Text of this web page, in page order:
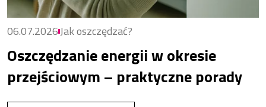
06.07.2026Jak oszczędzać?
Oszczędzanie energii w okresie
przejściowym – praktyczne porady